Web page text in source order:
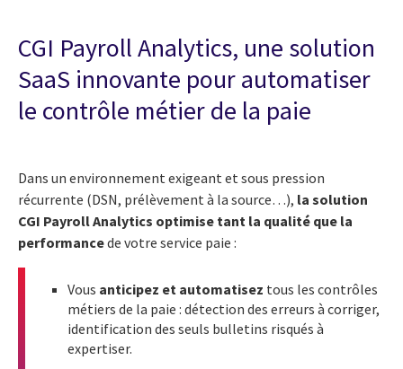
CGI Payroll Analytics, une solution
SaaS innovante pour automatiser
le contrôle métier de la paie
Dans un environnement exigeant et sous pression
récurrente (DSN, prélèvement à la source…), la solution
CGI Payroll Analytics optimise tant la qualité que la
performancede votre service paie :
Vous anticipez et automatisez tous les contrôles
métiers de la paie : détection des erreurs à corriger,
identification des seuls bulletins risqués à
expertiser.